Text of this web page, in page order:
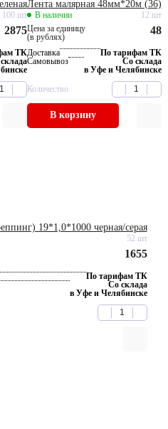
100 шт
2875
ТК
Лента малярная 48мм*20м (36)
В наличии
12 шт
Цена за единицу
(в рублях)
48
Доставка
По тарифам ТК
Самовывоз
Со склада
в Уфе и Челябинске
Количество
В корзину
19*1,0*1000 черная/серая
52 шт
1655
По тарифам ТК
Со склада
в Уфе и Челябинске